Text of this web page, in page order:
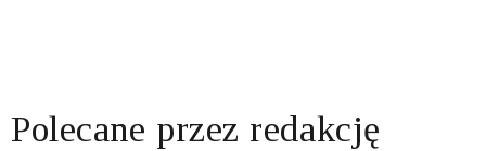
Polecane przez redakcję